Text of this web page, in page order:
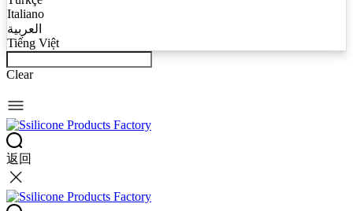
Italiano
العربية
Tiếng Việt
Clear
返回